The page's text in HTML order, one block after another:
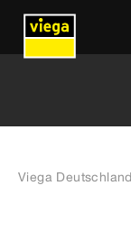
Viega Deutschland